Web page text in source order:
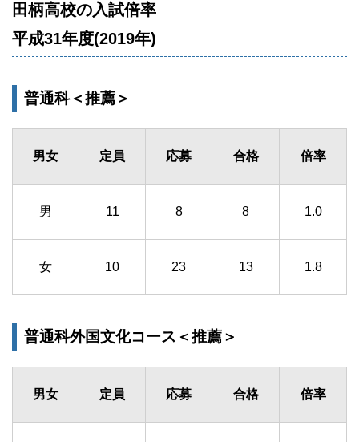
田柄高校の入試倍率
平成31年度(2019年)
普通科＜推薦＞
男女 定員 応募 合格 倍率
男 11 8 8 1.0
女 10 23 13 1.8
普通科外国文化コース＜推薦＞
男女 定員 応募 合格 倍率